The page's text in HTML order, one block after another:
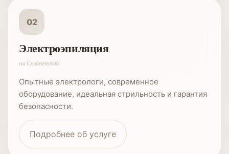
02
Электроэпиляция
на Сходненской
Опытные электрологи, современное
оборудование, идеальная стрильность и гарантия
безопасности.
Подробнее об услуге